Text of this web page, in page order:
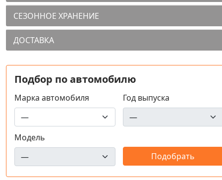
СЕЗОННОЕ ХРАНЕНИЕ
ДОСТАВКА
Подбор по автомобилю
Марка автомобиля Год выпуска
Модель